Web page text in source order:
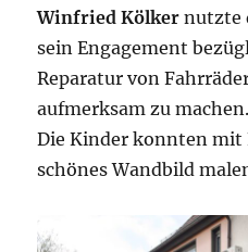
Winfried Kölker nutzte
sein Engagement
Reparatur von
aufmerksam zu machen.
Die Kinder konnten mit
schönes Wandbild